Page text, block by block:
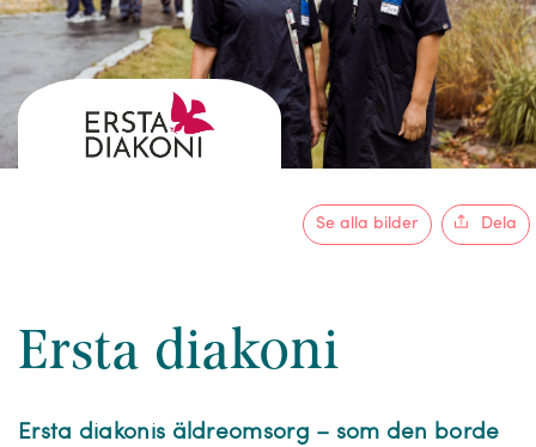
Dela
Se alla bilder
Ersta diakoni
Ersta diakonis äldreomsorg – som den borde